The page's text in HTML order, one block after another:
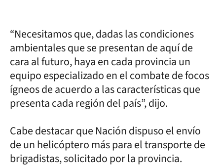
“Necesitamos que, dadas las condiciones
ambientales que se presentan de aquí de
cara al futuro, haya en cada provincia un
equipo especializado en el combate de focos
ígneos de acuerdo a las características que
presenta cada región del país”, dijo.
Cabe destacar que Nación dispuso el envío
de un helicóptero más para el transporte de
brigadistas, solicitado por la provincia.